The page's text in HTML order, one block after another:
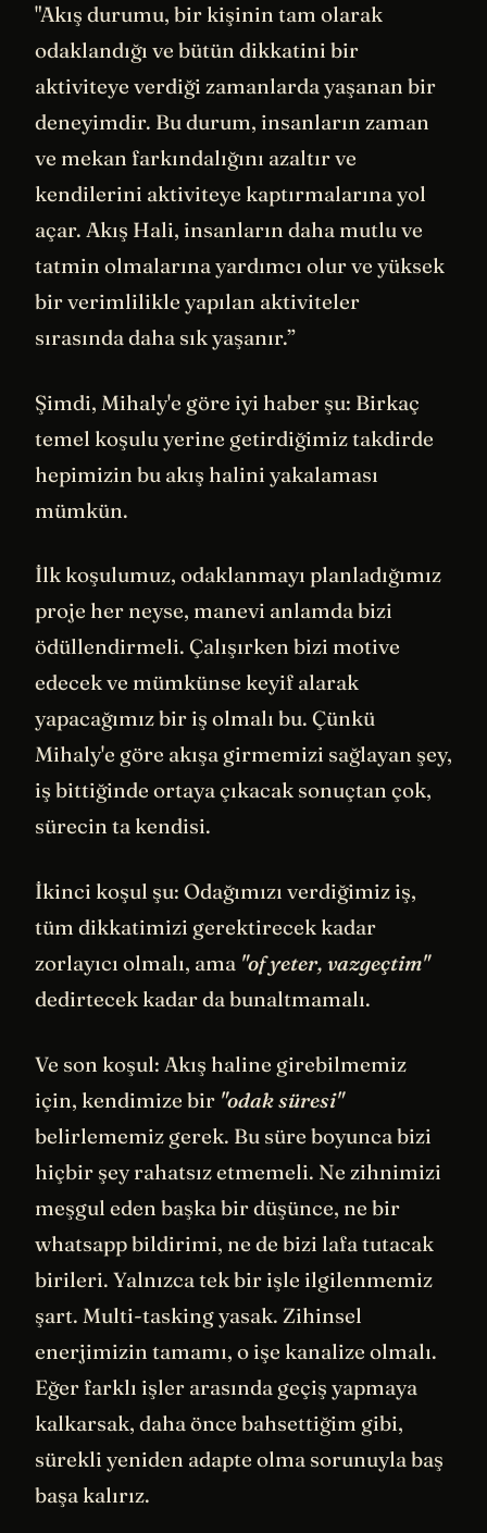
"Akış durumu, bir kişinin tam olarak
odaklandığı ve bütün dikkatini bir
aktiviteye verdiği zamanlarda yaşanan bir
deneyimdir. Bu durum, insanların zaman
ve mekan farkındalığını azaltır ve
kendilerini aktiviteye kaptırmalarına yol
açar. Akış Hali, insanların daha mutlu ve
tatmin olmalarına yardımcı olur ve yüksek
bir verimlilikle yapılan aktiviteler
sırasında daha sık yaşanır.”
Şimdi, Mihaly'e göre iyi haber şu: Birkaç
temel koşulu yerine getirdiğimiz takdirde
hepimizin bu akış halini yakalaması
mümkün.
İlk koşulumuz, odaklanmayı planladığımız
proje her neyse, manevi anlamda bizi
ödüllendirmeli. Çalışırken bizi motive
edecek ve mümkünse keyif alarak
yapacağımız bir iş olmalı bu. Çünkü
Mihaly'e göre akışa girmemizi sağlayan şey,
iş bittiğinde ortaya çıkacak sonuçtan çok,
sürecin ta kendisi.
İkinci koşul şu: Odağımızı verdiğimiz iş,
tüm dikkatimizi gerektirecek kadar
zorlayıcı olmalı, ama "of yeter, vazgeçtim"
dedirtecek kadar da bunaltmamalı.
Ve son koşul: Akış haline girebilmemiz
için, kendimize bir "odak süresi"
belirlememiz gerek. Bu süre boyunca bizi
hiçbir şey rahatsız etmemeli. Ne zihnimizi
meşgul eden başka bir düşünce, ne bir
whatsapp bildirimi, ne de bizi lafa tutacak
birileri. Yalnızca tek bir işle ilgilenmemiz
şart. Multi-tasking yasak. Zihinsel
enerjimizin tamamı, o işe kanalize olmalı.
Eğer farklı işler arasında geçiş yapmaya
kalkarsak, daha önce bahsettiğim gibi,
sürekli yeniden adapte olma sorunuyla baş
başa kalırız.